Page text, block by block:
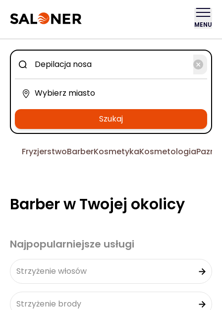
MENU
Szukaj
FryzjerstwoBarberKosmetykaKosmetologia
Barber w Twojej okolicy
Najpopularniejsze usługi
Strzyżenie włosów
Strzyżenie brody